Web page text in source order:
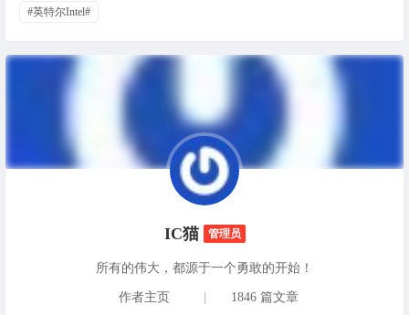
#英特尔Intel#
IC猫 管理员
所有的伟大，都源于一个勇敢的开始！
作者主页 1846 篇文章